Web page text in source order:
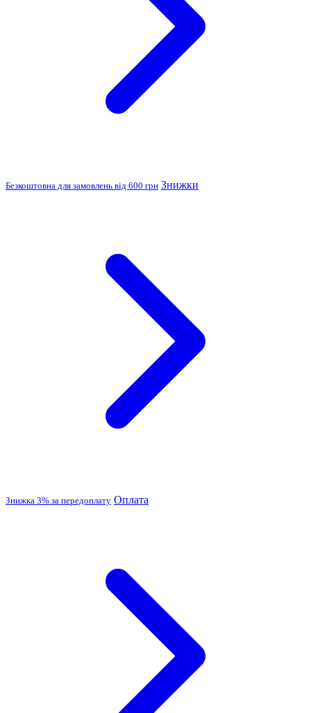
Безкоштовна для замовлень від 600 грн Знижки
Знижка 3% за передоплату Оплата